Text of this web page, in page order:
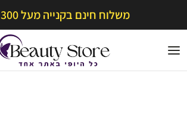
משלוח חינם בקנייה מעל 300 ש"ח